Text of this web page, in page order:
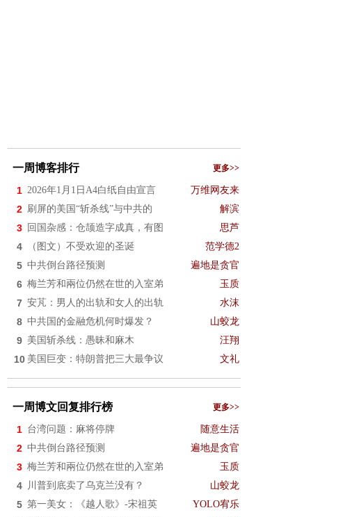
一周博客排行 更多>>
1 2026年1月1日A4白纸自由宣言 万维网友来
2 刷屏的美国“斩杀线”与中共的 解滨
3 回国杂感：仓颉造字成真，有图 思芦
4 （图文）不受欢迎的圣诞 范学德2
5 中共倒台路径预测 遍地是贪官
6 梅兰芳和兩位仍然在世的入室弟 玉质
7 安芃：男人的出轨和女人的出轨 水沫
8 中共国的金融危机何时爆发？ 山蛟龙
9 美国斩杀线：愚昧和麻木 汪翔
10 美国巨变：特朗普把三大最争议 文礼
一周博文回复排行榜 更多>>
1 台湾问题：麻将停牌 随意生活
2 中共倒台路径预测 遍地是贪官
3 梅兰芳和兩位仍然在世的入室弟 玉质
4 川普到底卖了乌克兰没有？ 山蛟龙
5 第一美女：《越人歌》-宋祖英 YOLO宥乐